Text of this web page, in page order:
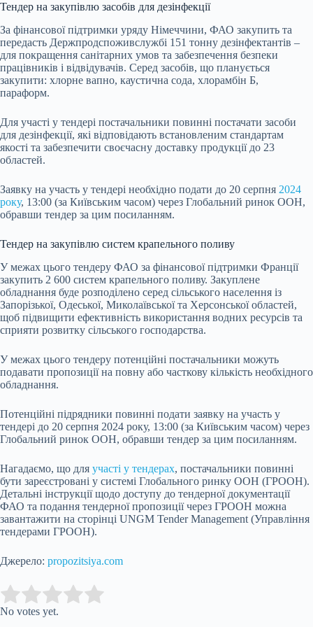
Тендер на закупівлю засобів для дезінфекції
За фінансової підтримки уряду Німеччини, ФАО закупить та
передасть Держпродспоживслужбі 151 тонну дезінфектантів –
для покращення санітарних умов та забезпечення безпеки
працівників і відвідувачів. Серед засобів, що планується
закупити: хлорне вапно, каустична сода, хлорамбін Б,
параформ.
Для участі у тендері постачальники повинні постачати засоби
для дезінфекції, які відповідають встановленим стандартам
якості та забезпечити своєчасну доставку продукції до 23
областей.
Заявку на участь у тендері необхідно подати до 20 серпня 2024
року, 13:00 (за Київським часом) через Глобальний ринок ООН,
обравши тендер за цим посиланням.
Тендер на закупівлю систем крапельного поливу
У межах цього тендеру ФАО за фінансової підтримки Франції
закупить 2 600 систем крапельного поливу. Закуплене
обладнання буде розподілено серед сільського населення із
Запорізької, Одеської, Миколаївської та Херсонської областей,
щоб підвищити ефективність використання водних ресурсів та
сприяти розвитку сільського господарства.
У межах цього тендеру потенційні постачальники можуть
подавати пропозиції на повну або часткову кількість необхідного
обладнання.
Потенційні підрядники повинні подати заявку на участь у
тендері до 20 серпня 2024 року, 13:00 (за Київським часом) через
Глобальний ринок ООН, обравши тендер за цим посиланням.
Нагадаємо, що для участі у тендерах, постачальники повинні
бути зареєстровані у системі Глобального ринку ООН (ГРООН).
Детальні інструкції щодо доступу до тендерної документації
ФАО та подання тендерної пропозиції через ГРООН можна
завантажити на сторінці UNGM Tender Management (Управління
тендерами ГРООН).
Джерело: propozitsiya.com
Rate this item:
No votes yet.